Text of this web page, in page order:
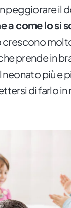
peggiorare il
a come lo si
crescono
prende in
più e
di farlo in